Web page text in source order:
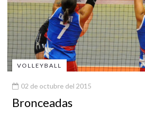
VOLLEYBALL
02 de octubre del 2015
Bronceadas